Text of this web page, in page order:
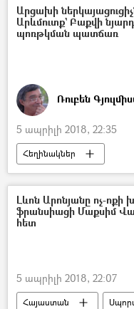
Արցախի
Արևմուտք` Բաքվի
պոռթկման պատճառ
Ռուբեն
5 ապրիլի 2018, 22:35
Հեղինակներ
Լևոն Արոնյանը ոչ-ոքի
ֆրանսիացի Մաքսիմ
հետ
5 ապրիլի 2018, 22:07
Հայաստան